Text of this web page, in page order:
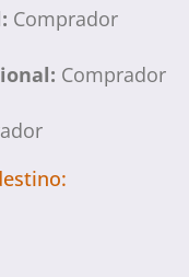
Comprador
Comprador